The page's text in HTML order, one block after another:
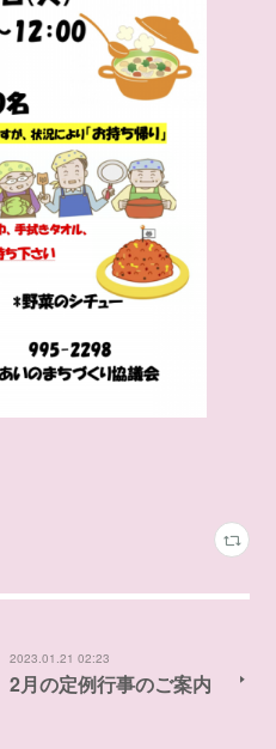
2023.01.21 02:23
2月の定例行事のご案内